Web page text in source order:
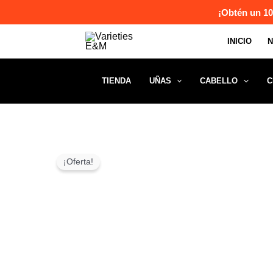
al
¡Obtén un
INICIO
TIENDA UÑAS CABELLO
¡Oferta!